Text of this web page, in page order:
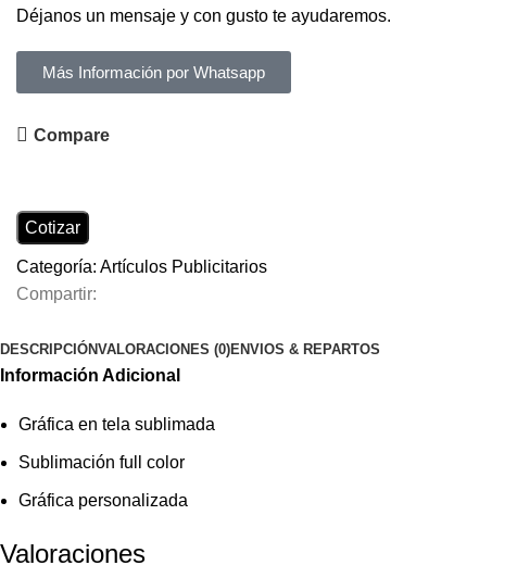
Déjanos un mensaje y con gusto te ayudaremos.
Más Información por Whatsapp
Compare
Cotizar
Categoría: Artículos Publicitarios
Compartir:
DESCRIPCIÓNVALORACIONES (0)ENVIOS & REPARTOS
Información Adicional
Gráfica en tela sublimada
Sublimación full color
Gráfica personalizada
Valoraciones